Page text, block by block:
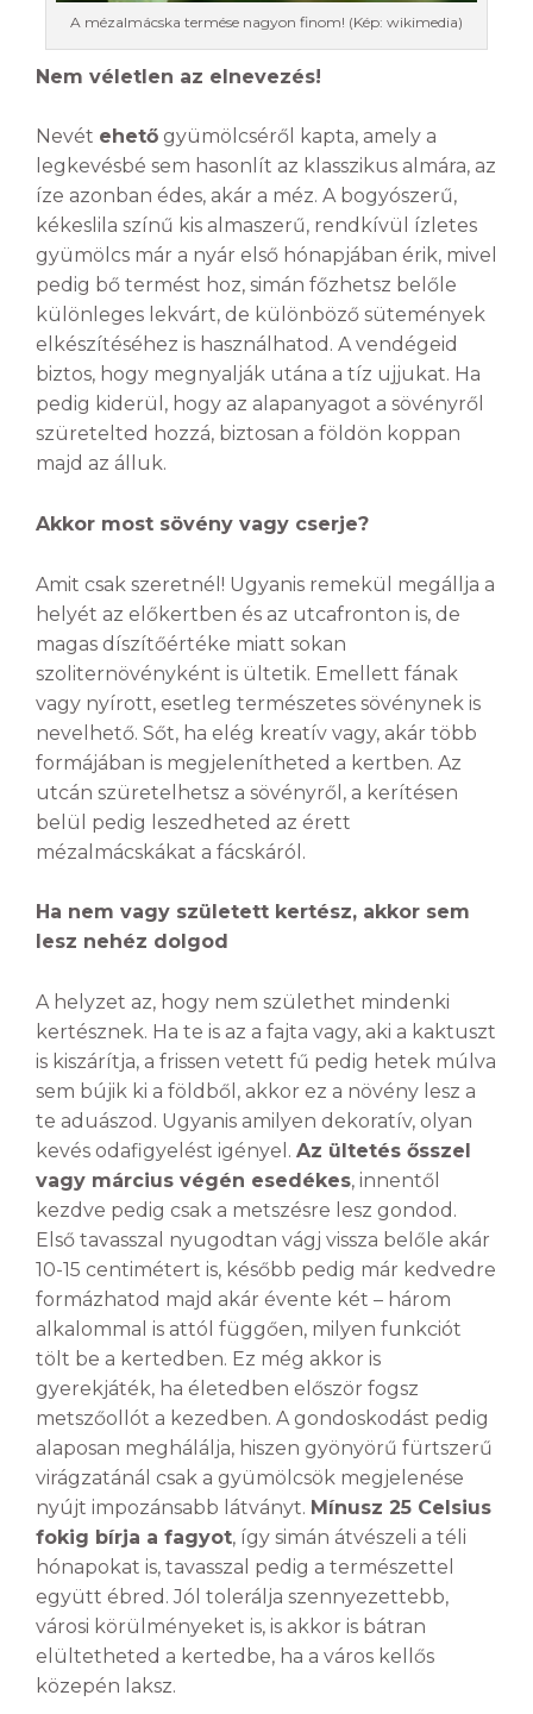
A mézalmácska termése nagyon finom! (Kép: wikimedia)
Nem véletlen az elnevezés!
Nevét ehető gyümölcséről kapta, amely a
legkevésbé sem hasonlít az klasszikus almára, az
íze azonban édes, akár a méz. A bogyószerű,
kékeslila színű kis almaszerű, rendkívül ízletes
gyümölcs már a nyár első hónapjában érik, mivel
pedig bő termést hoz, simán főzhetsz belőle
különleges lekvárt, de különböző sütemények
elkészítéséhez is használhatod. A vendégeid
biztos, hogy megnyalják utána a tíz ujjukat. Ha
pedig kiderül, hogy az alapanyagot a sövényről
szüretelted hozzá, biztosan a földön koppan
majd az álluk.
Akkor most sövény vagy cserje?
Amit csak szeretnél! Ugyanis remekül megállja a
helyét az előkertben és az utcafronton is, de
magas díszítőértéke miatt sokan
szoliternövényként is ültetik. Emellett fának
vagy nyírott, esetleg természetes sövénynek is
nevelhető. Sőt, ha elég kreatív vagy, akár több
formájában is megjelenítheted a kertben. Az
utcán szüretelhetsz a sövényről, a kerítésen
belül pedig leszedheted az érett
mézalmácskákat a fácskáról.
Ha nem vagy született kertész, akkor sem
lesz nehéz dolgod
A helyzet az, hogy nem születhet mindenki
kertésznek. Ha te is az a fajta vagy, aki a kaktuszt
is kiszárítja, a frissen vetett fű pedig hetek múlva
sem bújik ki a földből, akkor ez a növény lesz a
te aduászod. Ugyanis amilyen dekoratív, olyan
kevés odafigyelést igényel. Az ültetés ősszel
vagy március végén esedékes, innentől
kezdve pedig csak a metszésre lesz gondod.
Első tavasszal nyugodtan vágj vissza belőle akár
10-15 centimétert is, később pedig már kedvedre
formázhatod majd akár évente két – három
alkalommal is attól függően, milyen funkciót
tölt be a kertedben. Ez még akkor is
gyerekjáték, ha életedben először fogsz
metszőollót a kezedben. A gondoskodást pedig
alaposan meghálálja, hiszen gyönyörű fürtszerű
virágzatánál csak a gyümölcsök megjelenése
nyújt impozánsabb látványt. Mínusz 25 Celsius
fokig bírja a fagyot, így simán átvészeli a téli
hónapokat is, tavasszal pedig a természettel
együtt ébred. Jól tolerálja szennyezettebb,
városi körülményeket is, is akkor is bátran
elültetheted a kertedbe, ha a város kellős
közepén laksz.